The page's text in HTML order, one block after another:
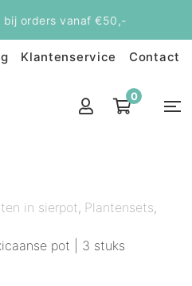
bij orders vanaf €50,-
Klantenservice Contact
0
in sierpot, Plantensets,
pot | 3 stuks